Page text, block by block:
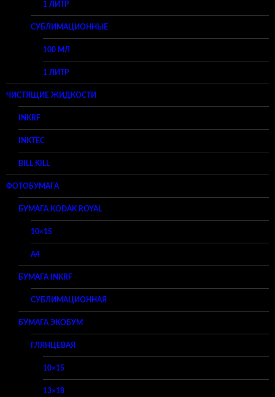
1 ЛИТР
СУБЛИМАЦИОННЫЕ
100 МЛ
1 ЛИТР
ЧИСТЯЩИЕ ЖИДКОСТИ
INKRF
INKTEC
BILL KILL
ФОТОБУМАГА
БУМАГА KODAK ROYAL
10×15
A4
БУМАГА INKRF
СУБЛИМАЦИОННАЯ
БУМАГА ЭКОБУМ
ГЛЯНЦЕВАЯ
10×15
13×18